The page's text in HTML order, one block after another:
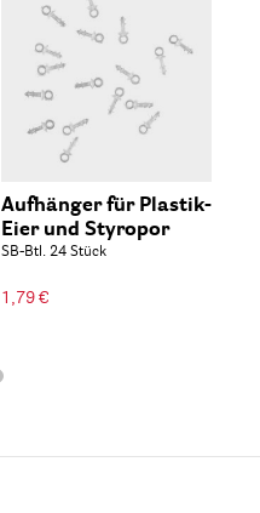
Aufhänger für Plastik-
Eier und Styropor
SB-Btl. 24 Stück
1,79 €